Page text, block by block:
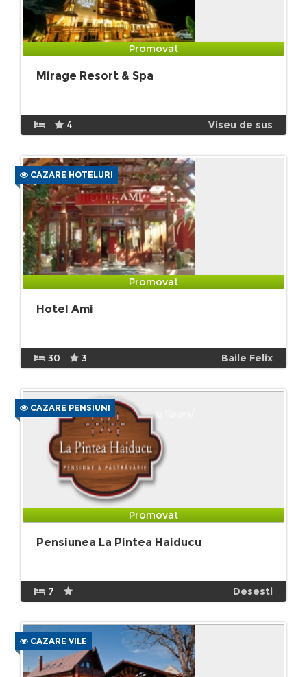
Promovat
Mirage Resort & Spa
4 Viseu de sus
CAZARE HOTELURI
Promovat
Hotel Ami
30 3 Baile Felix
CAZARE PENSIUNI
Promovat
Pensiunea La Pintea Haiducu
7 Desesti
CAZARE VILE